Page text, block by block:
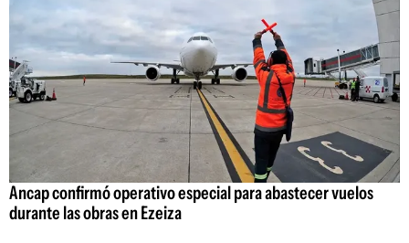
Ancap confirmó operativo especial para abastecer vuelos
durante las obras en Ezeiza